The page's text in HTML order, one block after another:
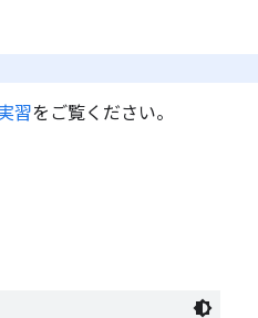
習をご覧ください。